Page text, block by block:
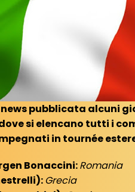
pubblicata alcuni
si elencano tutti i
in tournée
Bonaccini:Romania
Grecia